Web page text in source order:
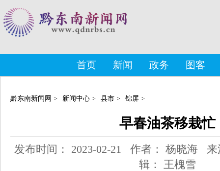
首页 新闻 政务 图客
黔东南新闻网 > 新闻中心 > 县市 > 锦屏 >
早春油茶移栽忙
发布时间： 2023-02-21 作者： 杨晓海 来
辑： 王槐雪